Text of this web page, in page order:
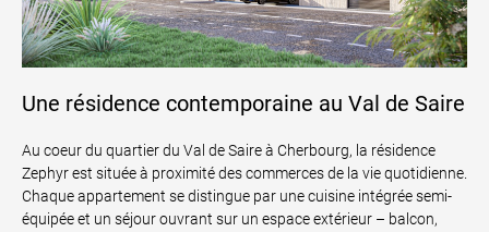
Une résidence contemporaine au Val de Saire
Au coeur du quartier du Val de Saire à Cherbourg, la résidence
Zephyr est située à proximité des commerces de la vie quotidienne.
Chaque appartement se distingue par une cuisine intégrée semi-
équipée et un séjour ouvrant sur un espace extérieur – balcon,